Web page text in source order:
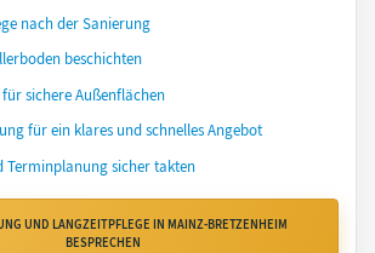
nach der Sanierung
beschichten
sichere Außenflächen
für ein klares und schnelles Angebot
Terminplanung sicher takten
UND LANGZEITPFLEGE IN MAINZ-BRETZENHEIM
BESPRECHEN